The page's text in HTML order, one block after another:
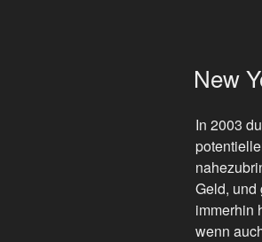
AM
New
In 2003
Geld, und
immerhin
wenn